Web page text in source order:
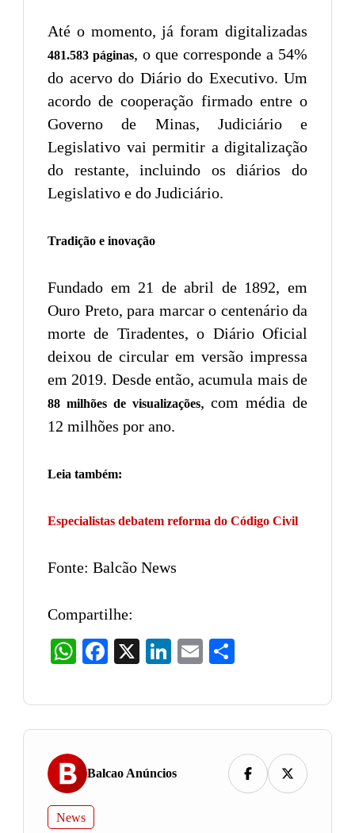
Até o momento, já foram digitalizadas
481.583 páginas, o que corresponde a 54%
do acervo do Diário do Executivo. Um
acordo de cooperação firmado entre o
Governo de Minas, Judiciário e
Legislativo vai permitir a digitalização
do restante, incluindo os diários do
Legislativo e do Judiciário.
Tradição e inovação
Fundado em 21 de abril de 1892, em
Ouro Preto, para marcar o centenário da
morte de Tiradentes, o Diário Oficial
deixou de circular em versão impressa
em 2019. Desde então, acumula mais de
88 milhões de visualizações, com média de
12 milhões por ano.
Leia também:
Especialistas debatem reforma do Código Civil
Fonte: Balcão News
Compartilhe:
WhatsAppFacebook LinkedIn
Email
Balcao Anúncios
News